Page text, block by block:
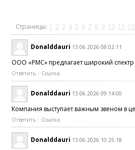
Страницы: 1 2 3 4 5 6 7 8 9 10 11 12
Donalddauri 13.06.2026 08:02:11
ООО «РМС» предлагает широкий
Ответить Ссылка
Donalddauri 13.06.2026 09:14:00
Компания выступает важным звеном
Ответить Ссылка
Donalddauri 13.06.2026 10:25:18